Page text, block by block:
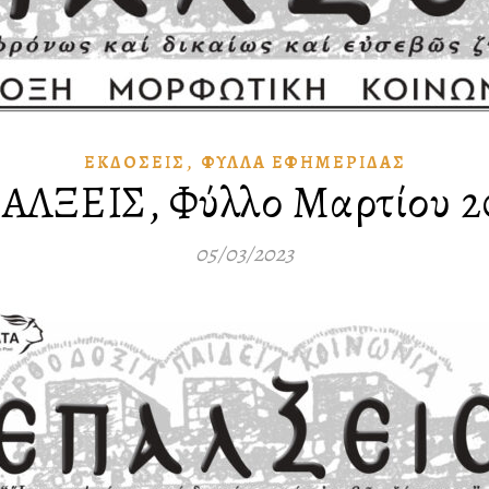
ἘΚΔΌΣΕΙΣ , ΦΎΛΛΑ ἘΦΗΜΕΡΊΔΑΣ
Φύλλο Μαρτίου
05/03/2023